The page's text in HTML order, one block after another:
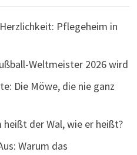
Pflegeheim in
Weltmeister 2026 wird
Die Möwe, die nie ganz
der Wal, wie er heißt?
Warum das